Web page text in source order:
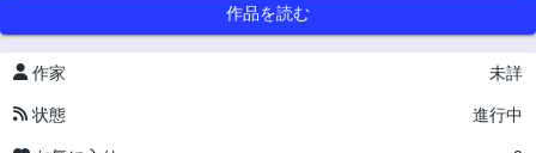
作品を読む
作家 未詳
状態 進行中